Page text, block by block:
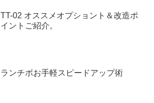
TT-02 オススメオプショント＆改造ポ
イントご紹介。
ランチボお手軽スピードアップ術